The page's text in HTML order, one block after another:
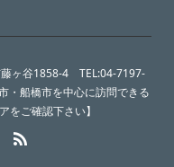
ヶ谷1858-4 TEL:04-7197-
船橋市を中心に訪問できる
をご確認下さい】